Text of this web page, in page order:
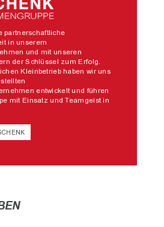
partnerschaftliche
in unserem
und mit unseren
der Schlüssel zum Erfolg.
Kleinbetrieb haben wir uns
entwickelt und führen
mit Einsatz und Teamgeist in